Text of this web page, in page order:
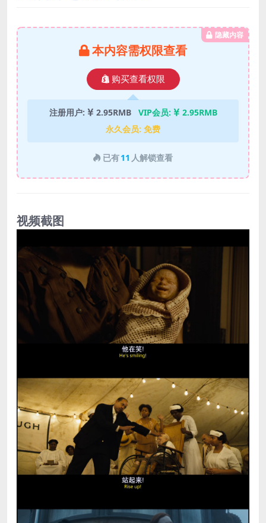
隐藏内容
本内容需权限查看
购买查看权限
注册用户: 2.95RMB VIP会员:
2.95RMB
永久会员: 免费
已有11 人解锁查看
视频截图